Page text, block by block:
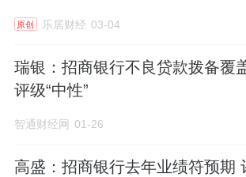
原创 乐居财经 03-04
瑞银：招商银行不良贷款拨备覆
评级“中性”
智通财经网 01-26
高盛：招商银行去年业绩符预期